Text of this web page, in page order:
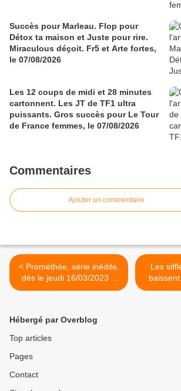
Succès pour Marleau. Flop pour
Détox ta maison et Juste pour rire.
Miraculous déçoit. Fr5 et Arte fortes,
le 07/08/2026
Les 12 coups de midi et 28 minutes
cartonnent. Les JT de TF1 ultra
puissants. Gros succès pour Le Tour
de France femmes, le 07/08/2026
Commentaires
Ajouter un commentaire
< Prométhée, série inédite,
dès le jeudi 16/03/2023 à
21h10 sur TF1
Les
Secrets
Hébergé par Overblog
Top articles
Pages
Contact